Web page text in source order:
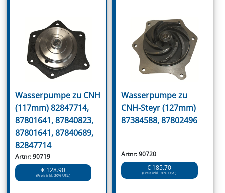
Wasserpumpe zu CNH
(117mm) 82847714,
87801641, 87840823,
87801641, 87840689,
82847714
Artnr: 90719
€ 128.90
(Preis inkl. 20% USt.)
Wasserpumpe zu
CNH-Steyr (127mm)
87384588, 87802496
Artnr: 90720
€ 185.70
(Preis inkl. 20% USt.)